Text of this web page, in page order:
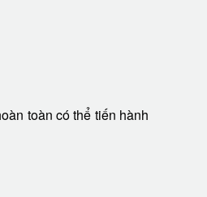
toàn có thể tiến hành